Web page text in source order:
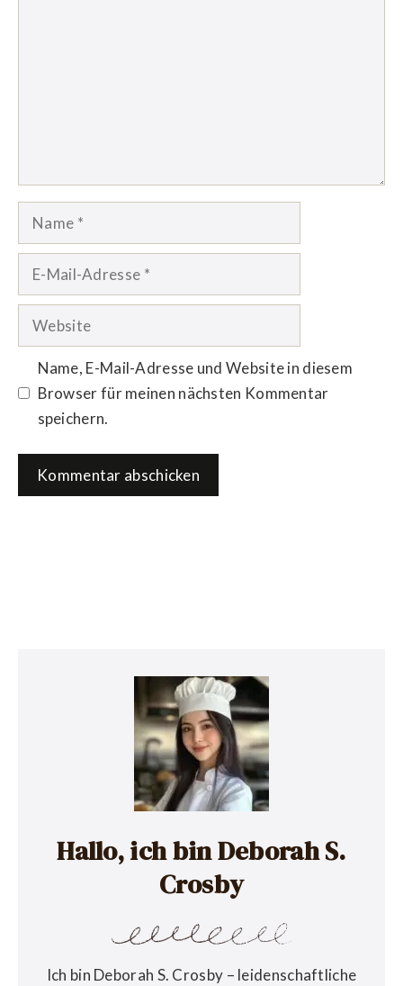
Name
Website
Name, E-Mail-Adresse und Website in diesem
Browser für meinen nächsten Kommentar
speichern.
Hallo, ich bin Deborah S.
Crosby
Ich bin Deborah S. Crosby – leidenschaftliche